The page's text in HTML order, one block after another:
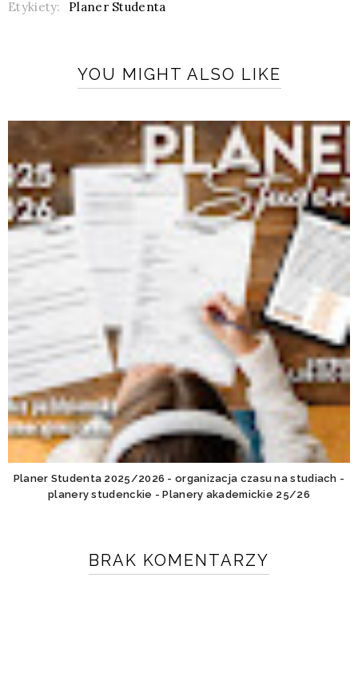
Etykiety: Planer Studenta
YOU MIGHT ALSO LIKE
Planer Studenta 2025/2026 - organizacja czasu na studiach -
planery studenckie - Planery akademickie 25/26
BRAK KOMENTARZY